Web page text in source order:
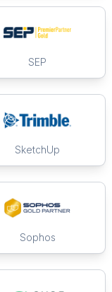
SEP
SketchUp
Sophos